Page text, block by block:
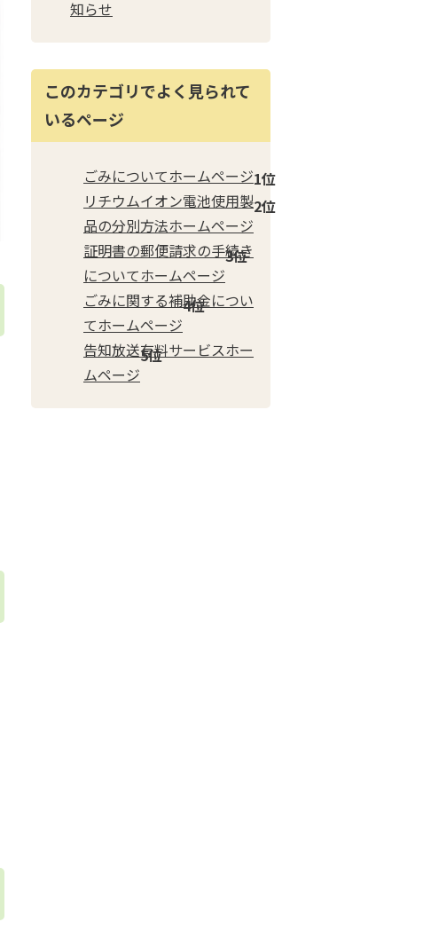
知らせ
このカテゴリでよく見られて
いるページ
ごみについてホームページ
リチウムイオン電池使用製
品の分別方法ホームページ
証明書の郵便請求の手続き
についてホームページ
ごみに関する補助金につい
てホームページ
告知放送有料サービスホー
ムページ